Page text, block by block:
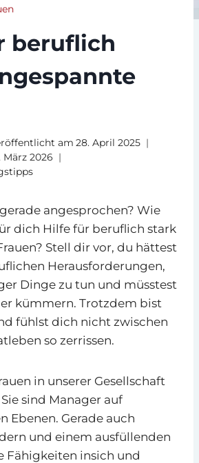
beruflich
am 28. April 2025
März 2026
angesprochen? Wie
dich Hilfe für beruflich stark
Stell dir vor, du hättest
Herausforderungen,
Dinge zu tun und müsstest
kümmern. Trotzdem bist
fühlst dich nicht zwischen
so zerrissen.
in unserer Gesellschaft
sind Manager auf
Ebenen. Gerade auch
und einem ausfüllenden
Fähigkeiten insich und